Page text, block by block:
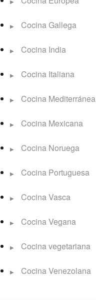
Cocina Gallega
Cocina India
Cocina Italiana
Cocina Mediterránea
Cocina Mexicana
Cocina Noruega
Cocina Portuguesa
Cocina Vasca
Cocina Vegana
Cocina vegetariana
Cocina Venezolana